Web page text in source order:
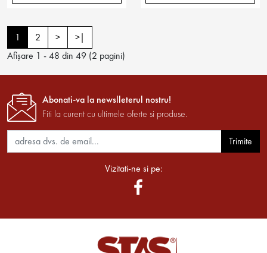
1 2 >
>|
Afişare 1 - 48 din 49 (2 pagini)
Abonati-va la newslleterul nostru!
Fiti la curent cu ultimele oferte si produse.
Trimite
Vizitati-ne si pe: